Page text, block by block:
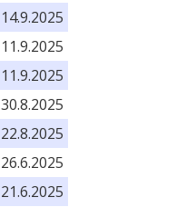
14.9.2025
11.9.2025
11.9.2025
30.8.2025
22.8.2025
26.6.2025
21.6.2025